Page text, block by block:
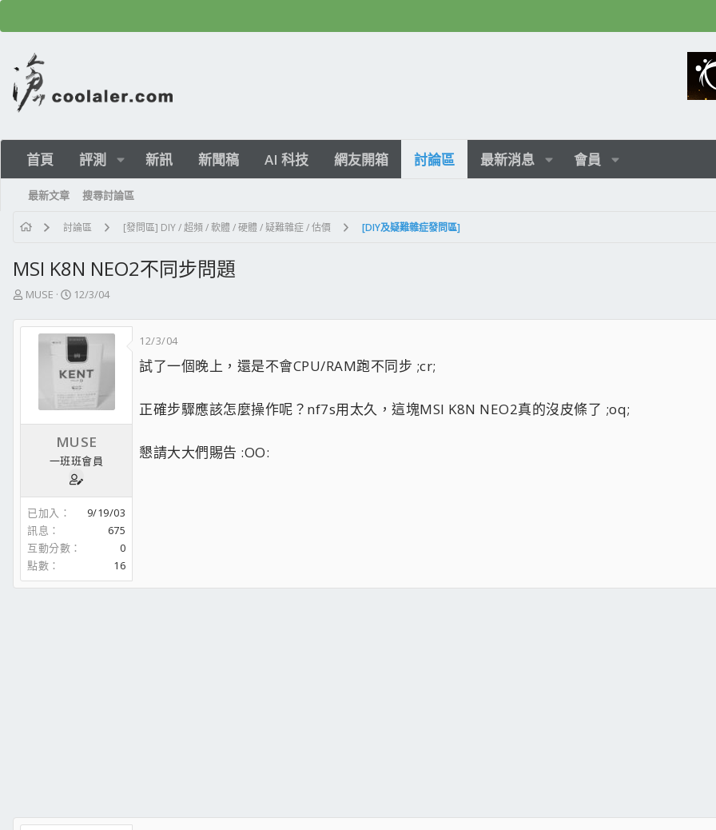
首頁 評測 新訊 新聞稿 AI 科技 網友開箱 討論區 最新消息 會員
最新文章 搜尋討論區
討論區 [發問區] DIY / 超頻 / 軟體 / 硬體 / 疑難雜症 / 估價 [DIY及疑難雜症發問區]
MSI K8N NEO2不同步問題
主
發
MUSE
開
日
期
12/3/04
MUSE
一班班會員
已加入
9/19/03
訊息
675
互動分數
0
點數
16
12/3/04
試了一個晚上，還是不會CPU/RAM跑不同步 ;cr;
正確步驟應該怎麼操作呢？nf7s用太久，這塊MSI K8N NEO2真的沒皮條了 ;oq;
懇請大大們賜告 :OO: